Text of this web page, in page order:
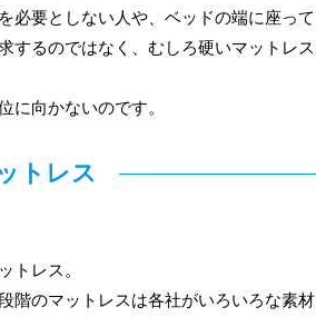
必要としない人や、ベッドの端に座って
するのではなく、むしろ硬いマットレス
向かないのです。
トレス
トレス。
階のマットレスは各社がいろいろな素材